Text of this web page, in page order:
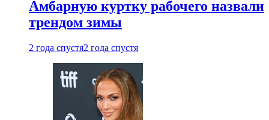
Амбарную куртку рабочего назвали
трендом зимы
2 года спустя2 года спустя